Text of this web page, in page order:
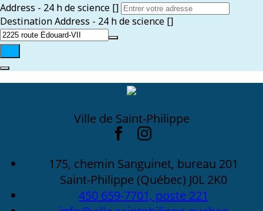
Address - 24 h de science []
Destination Address - 24 h de science []
Ville de Saint-Philippe
175, chemin Sanguinet, bureau 201
Saint-Philippe (Québec) J0L 2K0
450 659-7701, poste 221